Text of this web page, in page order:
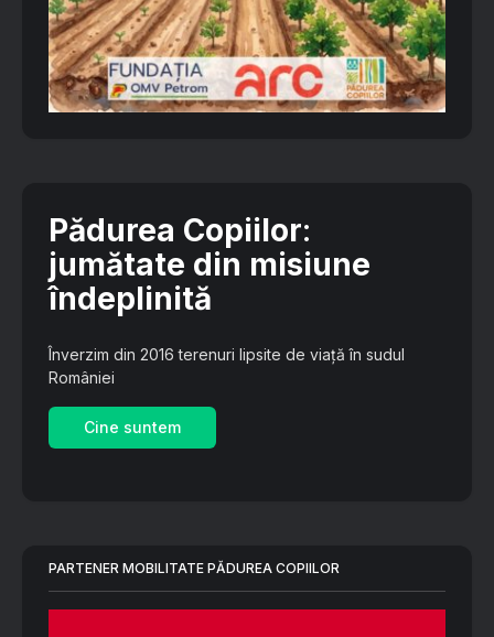
Pădurea Copiilor:
jumătate din misiune
îndeplinită
Înverzim din 2016 terenuri lipsite de viață în sudul
României
Cine suntem
PARTENER MOBILITATE PĂDUREA COPIILOR